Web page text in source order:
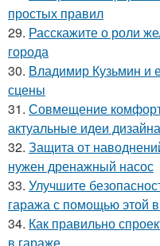
простых правил
29. Расскажите о роли
города
30. Владимир Кузьмин и
сцены
31. Совмещение
актуальные идеи
32. Защита от
нужен дренажный насос
33. Улучшите
гаража с помощью этой
34. Как правильно